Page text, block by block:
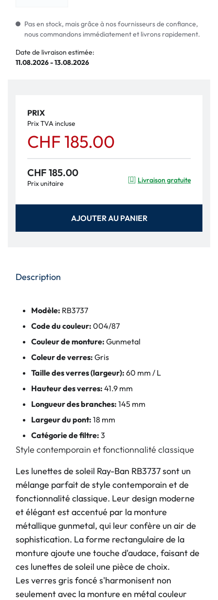
Pas en stock, mais grâce à nos fournisseurs de confiance,
nous commandons immédiatement et livrons rapidement.
Date de livraison estimée:
11.08.2026 - 13.08.2026
PRIX
Prix TVA incluse
CHF 185.00
CHF 185.00
Prix unitaire Livraison gratuite
AJOUTER AU PANIER
Description
Modèle: RB3737
Code du couleur: 004/87
Couleur de monture: Gunmetal
Coleur de verres: Gris
Taille des verres (largeur): 60 mm / L
Hauteur des verres: 41.9 mm
Longueur des branches: 145 mm
Largeur du pont: 18 mm
Catégorie de filtre: 3
Style contemporain et fonctionnalité classique
Les lunettes de soleil Ray-Ban RB3737 sont un
mélange parfait de style contemporain et de
fonctionnalité classique. Leur design moderne
et élégant est accentué par la monture
métallique gunmetal, qui leur confère un air de
sophistication. La forme rectangulaire de la
monture ajoute une touche d'audace, faisant de
ces lunettes de soleil une pièce de choix.
Les verres gris foncé s'harmonisent non
seulement avec la monture en métal couleur